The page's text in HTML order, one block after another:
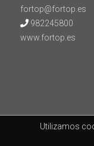
fortop@fortop.es
982245800
www.fortop.es
Utilizamos